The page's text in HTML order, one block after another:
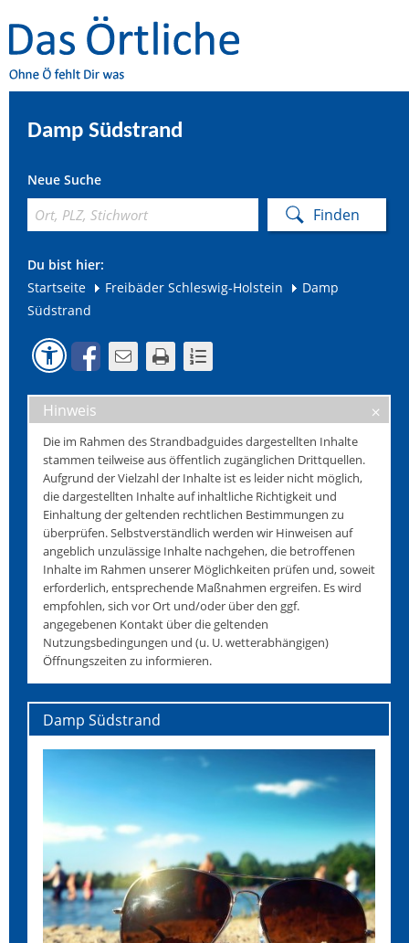
Damp Südstrand
Neue Suche
Du bist hier:
Startseite
Freibäder Schleswig-Holstein
Damp
Südstrand
Hinweis
Die im Rahmen des Strandbadguides dargestellten Inhalte
stammen teilweise aus öffentlich zugänglichen Drittquellen.
Aufgrund der Vielzahl der Inhalte ist es leider nicht möglich,
die dargestellten Inhalte auf inhaltliche Richtigkeit und
Einhaltung der geltenden rechtlichen Bestimmungen zu
überprüfen. Selbstverständlich werden wir Hinweisen auf
angeblich unzulässige Inhalte nachgehen, die betroffenen
Inhalte im Rahmen unserer Möglichkeiten prüfen und, soweit
erforderlich, entsprechende Maßnahmen ergreifen. Es wird
empfohlen, sich vor Ort und/oder über den ggf.
angegebenen Kontakt über die geltenden
Nutzungsbedingungen und (u. U. wetterabhängigen)
Öffnungszeiten zu informieren.
Damp Südstrand